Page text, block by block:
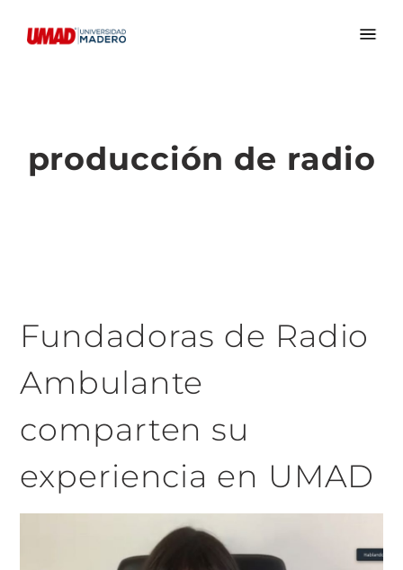
producción de radio
Fundadoras de Radio
Ambulante
comparten su
experiencia en UMAD